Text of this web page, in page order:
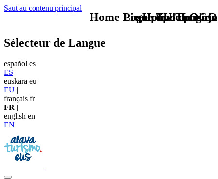
Saut au contenu principal
TU - LOGO
Sélecteur de Langue
español es
ES |
euskara eu
EU |
français fr
FR |
english en
EN
que tipo de viaje
Home Logo pie de página
Pie Home Turismo